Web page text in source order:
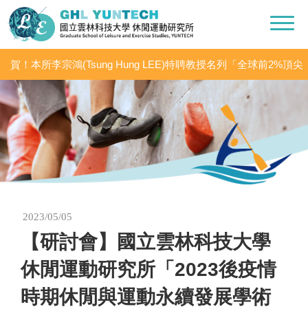
賀！本所李宗鴻(Tsung Hung LEE)特聘教授名列「全球前2%頂尖
科學家（World’s Top 2% Scientists 2020」之「學術生涯科學影響
力」及「2020年度科學影響力」
2023/05/05
【研討會】國立雲林科技大學
休閒運動研究所「2023後疫情
時期休閒與運動永續發展學術